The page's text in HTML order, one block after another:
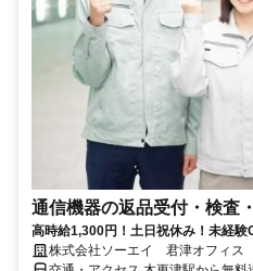
通信機器の返品受付・検査
高時給1,300円！土日祝休み！未経験
株式会社ソーエイ 君津オフィス